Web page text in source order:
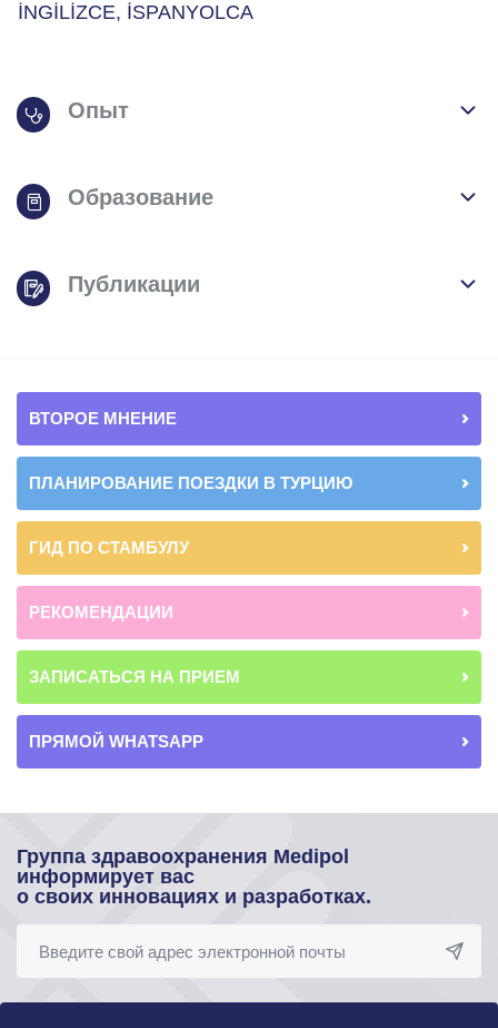
İNGİLİZCE, İSPANYOLCA
Опыт
Образование
Публикации
ВТОРОЕ МНЕНИЕ
ПЛАНИРОВАНИЕ ПОЕЗДКИ В ТУРЦИЮ
ГИД ПО СТАМБУЛУ
РЕКОМЕНДАЦИИ
ЗАПИСАТЬСЯ НА ПРИЕМ
ПРЯМОЙ WHATSAPP
Группа здравоохранения Medipol
информирует вас
о своих инновациях и разработках.